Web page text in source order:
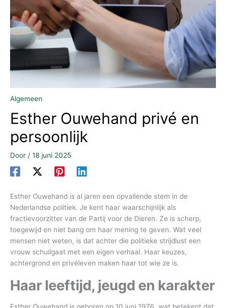
Algemeen
Esther Ouwehand privé en
persoonlijk
Door / 18 juni 2025
Esther Ouwehand is al jaren een opvallende stem in de
Nederlandse politiek. Je kent haar waarschijnlijk als
fractievoorzitter van de Partij voor de Dieren. Ze is scherp,
toegewijd en niet bang om haar mening te geven. Wat veel
mensen niet weten, is dat achter die politieke strijdlust een
vrouw schuilgaat met een eigen verhaal. Haar keuzes,
achtergrond en privéleven maken haar tot wie ze is.
Haar leeftijd, jeugd en karakter
Esther Ouwehand is geboren op 10 juni 1976, wat betekent dat